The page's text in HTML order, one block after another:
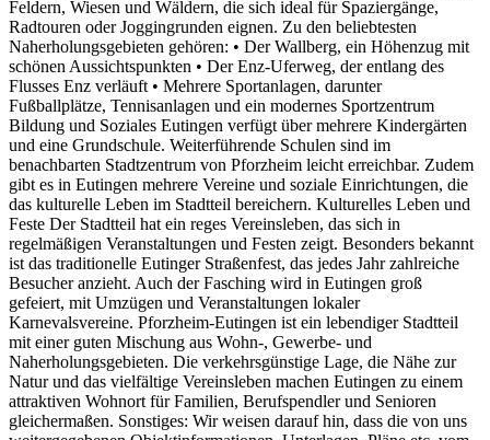
Feldern, Wiesen und Wäldern, die sich ideal für Spaziergänge,
Radtouren oder Joggingrunden eignen. Zu den beliebtesten
Naherholungsgebieten gehören: • Der Wallberg, ein Höhenzug mit
schönen Aussichtspunkten • Der Enz-Uferweg, der entlang des
Flusses Enz verläuft • Mehrere Sportanlagen, darunter
Fußballplätze, Tennisanlagen und ein modernes Sportzentrum
Bildung und Soziales Eutingen verfügt über mehrere Kindergärten
und eine Grundschule. Weiterführende Schulen sind im
benachbarten Stadtzentrum von Pforzheim leicht erreichbar. Zudem
gibt es in Eutingen mehrere Vereine und soziale Einrichtungen, die
das kulturelle Leben im Stadtteil bereichern. Kulturelles Leben und
Feste Der Stadtteil hat ein reges Vereinsleben, das sich in
regelmäßigen Veranstaltungen und Festen zeigt. Besonders bekannt
ist das traditionelle Eutinger Straßenfest, das jedes Jahr zahlreiche
Besucher anzieht. Auch der Fasching wird in Eutingen groß
gefeiert, mit Umzügen und Veranstaltungen lokaler
Karnevalsvereine. Pforzheim-Eutingen ist ein lebendiger Stadtteil
mit einer guten Mischung aus Wohn-, Gewerbe- und
Naherholungsgebieten. Die verkehrsgünstige Lage, die Nähe zur
Natur und das vielfältige Vereinsleben machen Eutingen zu einem
attraktiven Wohnort für Familien, Berufspendler und Senioren
gleichermaßen. Sonstiges: Wir weisen darauf hin, dass die von uns